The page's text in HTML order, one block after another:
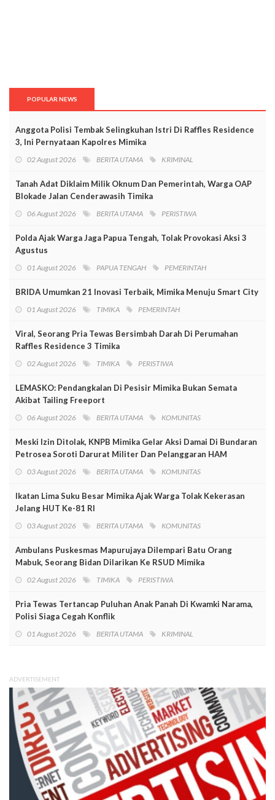
POPULAR NEWS
Anggota Polisi Tembak Selingkuhan Istri Di Raffles Residence
3, Ini Pernyataan Kapolres Mimika
02 August 2026 BERITA UTAMA KRIMINAL
Tanah Adat Diklaim Milik Oknum Dan Pemerintah, Warga OAP
Blokade Jalan Cenderawasih Timika
06 August 2026 BERITA UTAMA PERISTIWA
Polda Ajak Warga Jaga Papua Tengah, Tolak Provokasi Aksi 3
Agustus
01 August 2026 PAPUA TENGAH PEMERINTAH
BRIDA Umumkan 21 Inovasi Terbaik, Mimika Menuju Smart City
01 August 2026 TIMIKA PEMERINTAH
Viral, Seorang Pria Tewas Bersimbah Darah Di Perumahan
Raffles Residence 3 Timika
02 August 2026 TIMIKA PERISTIWA
LEMASKO: Pendangkalan Di Pesisir Mimika Bukan Semata
Akibat Tailing Freeport
06 August 2026 BERITA UTAMA KOMUNITAS
Meski Izin Ditolak, KNPB Mimika Gelar Aksi Damai Di Bundaran
Petrosea Soroti Darurat Militer Dan Pelanggaran HAM
03 August 2026 BERITA UTAMA KOMUNITAS
Ikatan Lima Suku Besar Mimika Ajak Warga Tolak Kekerasan
Jelang HUT Ke-81 RI
03 August 2026 BERITA UTAMA KOMUNITAS
Ambulans Puskesmas Mapurujaya Dilempari Batu Orang
Mabuk, Seorang Bidan Dilarikan Ke RSUD Mimika
02 August 2026 TIMIKA PERISTIWA
Pria Tewas Tertancap Puluhan Anak Panah Di Kwamki Narama,
Polisi Siaga Cegah Konflik
01 August 2026 BERITA UTAMA KRIMINAL
ADVERTISEMENT